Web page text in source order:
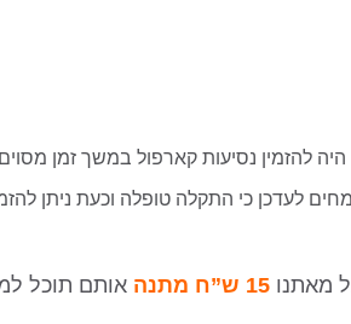
להזמין נסיעות קארפול במשך זמן
לעדכן כי התקלה טופלה וכעת ניתן
מאתנו 15 ש”ח מתנה אותם תוכל